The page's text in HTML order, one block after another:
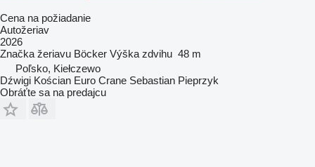
Cena na požiadanie
Autožeriav
2026
Značka žeriavu Böcker Výška zdvihu 48 m
Poľsko, Kiełczewo
Dźwigi Kościan Euro Crane Sebastian Pieprzyk
Obráťte sa na predajcu